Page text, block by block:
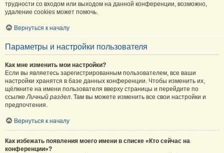
трудности со входом или выходом на данной конференции, возможно,
удаление cookies может помочь.
Вернуться к началу
Параметры и настройки пользователя
Как мне изменить мои настройки?
Если вы являетесь зарегистрированным пользователем, все ваши
настройки хранятся в базе данных конференции. Чтобы изменить их,
щёлкните на имени пользователя вверху страницы и перейдите по
ссылкеЛичный раздел. Там вы можете изменить все свои настройки и
предпочтения.
Вернуться к началу
Как избежать появления моего имени в списке «Кто сейчас на
конференции»?